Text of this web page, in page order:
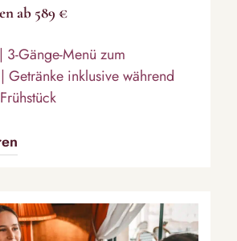
ab 589 €
3-Gänge-Menü zum
Getränke inklusive während